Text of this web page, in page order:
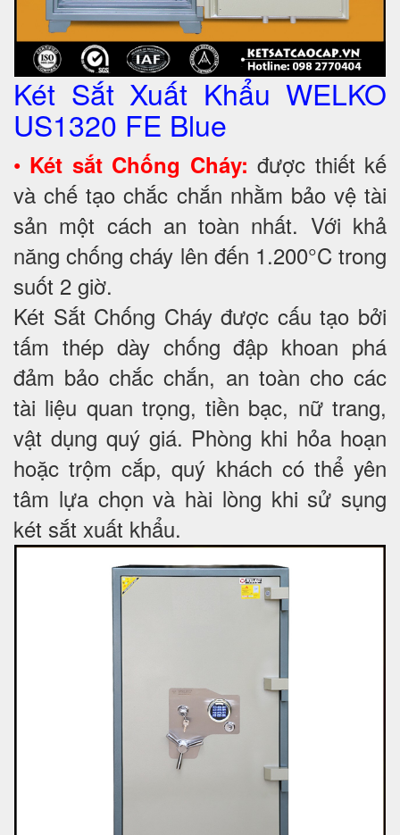
Két Sắt Xuất Khẩu WELKO
US1320 FE Blue
• Két sắt Chống Cháy: được thiết kế
và chế tạo chắc chắn nhằm bảo vệ tài
sản một cách an toàn nhất. Với khả
năng chống cháy lên đến 1.200°C trong
suốt 2 giờ.
Két Sắt Chống Cháy được cấu tạo bởi
tấm thép dày chống đập khoan phá
đảm bảo chắc chắn, an toàn cho các
tài liệu quan trọng, tiền bạc, nữ trang,
vật dụng quý giá. Phòng khi hỏa hoạn
hoặc trộm cắp, quý khách có thể yên
tâm lựa chọn và hài lòng khi sử sụng
két sắt xuất khẩu.